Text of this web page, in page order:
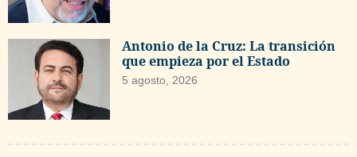
Antonio de la Cruz: La transición
que empieza por el Estado
5 agosto, 2026